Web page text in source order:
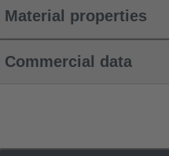
Material properties
Commercial data